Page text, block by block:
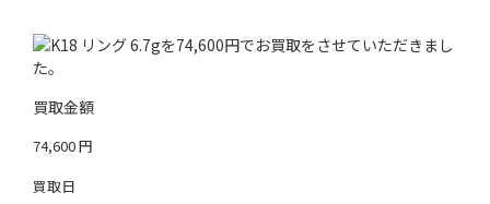
買取金額
74,600円
買取日